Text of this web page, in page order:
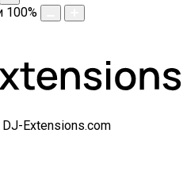
100%
DJ-Extensions.com